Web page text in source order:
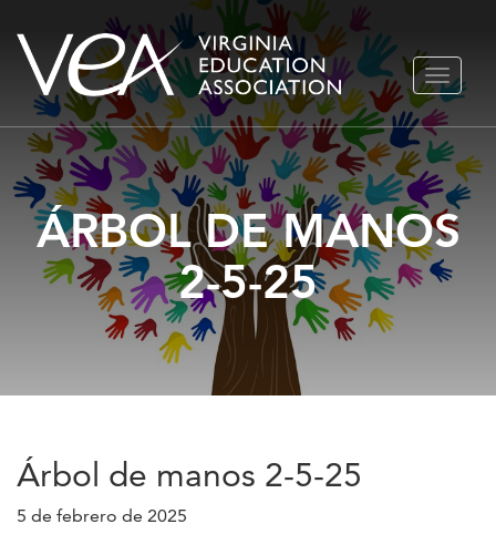
Ir
contenido
ÁRBOL DE MANOS
2-5-25
Árbol de manos 2-5-25
5 de febrero de 2025